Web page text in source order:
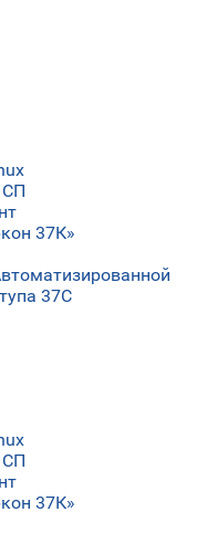
Операционная система Альт СП
37К»
37С
Операционная система Альт СП
37К»